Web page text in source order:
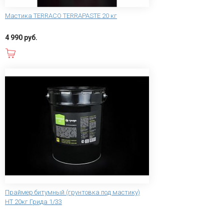
Мастика TERRACO TERRAPASTE 20 кг
4 990 руб.
Праймер битумный (грунтовка под мастику)
НТ 20кг Грида 1/33